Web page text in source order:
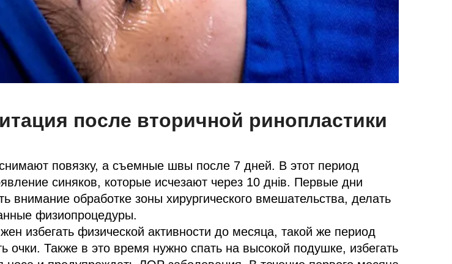
после вторичной ринопластики
повязку, а съемные швы после 7 дней. В этот период
синяков, которые исчезают через 10 днів. Первые дни
внимание обработке зоны хирургического вмешательства, делать
физиопроцедуры.
избегать физической активности до месяца, такой же период
очки. Также в это время нужно спать на высокой подушке, избегать